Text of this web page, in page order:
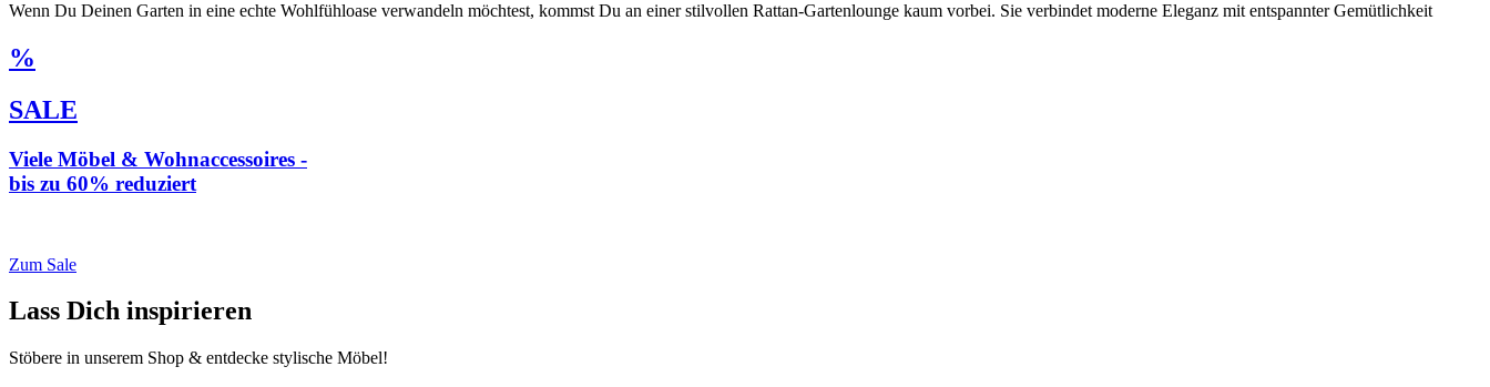
Wenn Du Deinen Garten in eine echte Wohlfühloase verwandeln möchtest, kommst Du an einer stilvollen Rattan-Gartenlounge kaum vorbei. Sie verbindet moderne Eleganz mit entspannter Gemütlichkeit
%
SALE
Viele Möbel & Wohnaccessoires -
bis zu 60% reduziert
Zum Sale
Lass Dich inspirieren
Stöbere in unserem Shop & entdecke stylische Möbel!